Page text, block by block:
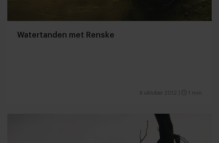
Watertanden met Renske
8 oktober 2012 1 min